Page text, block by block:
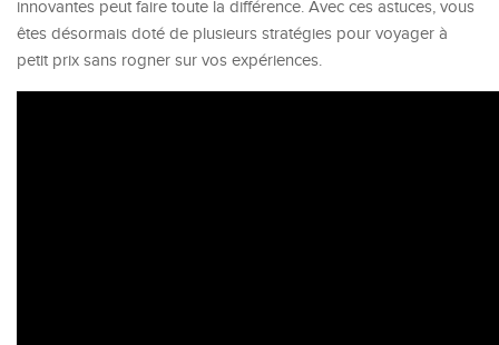
innovantes peut faire toute la différence. Avec ces astuces, vous
êtes désormais doté de plusieurs stratégies pour voyager à
petit prix sans rogner sur vos expériences.